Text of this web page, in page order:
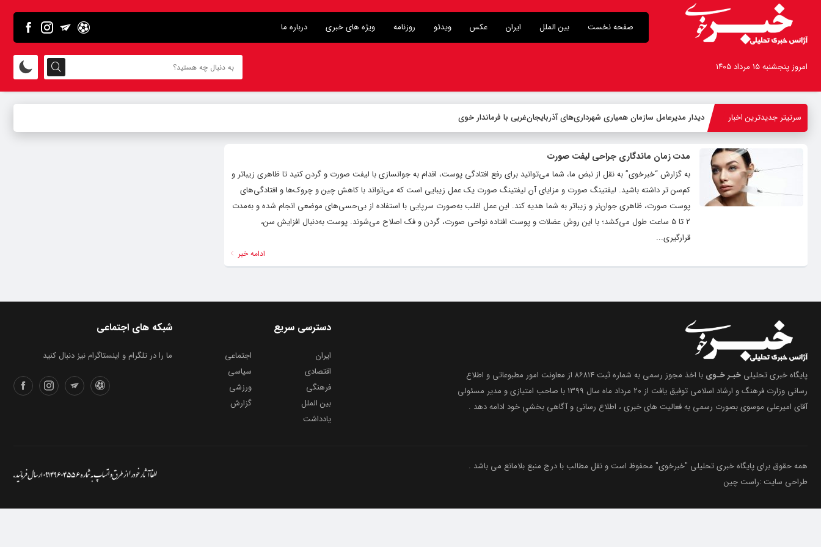
صفحه نخست بین الملل ایران عکس ویدئو روزنامه ویژه های خبری درباره ما
امروز پنجشنبه ۱۵ مرداد ۱۴۰۵
سرتیتر جدیدترین اخبار دیدار مدیرعامل سازمان همیاری شهرداری‌های آذربایجان‌غربی با فرماندار خوی
مدت زمان ماندگاری جراحی لیفت صورت
به گزارش “خبرخوی” به نقل از نبض ما، شما می‌توانید برای رفع افتادگی پوست، اقدام به جوانسازی با لیفت صورت و گردن کنید تا ظاهری زیباتر و
کم‌سن تر داشته باشید. لیفتینگ صورت و مزایای آن لیفتینگ صورت یک عمل زیبایی است که می‌تواند با کاهش چین و چروک‌ها و افتادگی‌های
پوست صورت، ظاهری جوان‌نر و زیباتر به شما هدیه کند. این عمل اغلب به‌صورت سرپایی با استفاده از بی‌حسی‌های موضعی انجام شده و به‌مدت
۲ تا ۵ ساعت طول می‌کشد؛ با این روش عضلات و پوست افتاده نواحی صورت، گردن و فک اصلاح می‌شوند. پوست به‌دنبال افزایش سن،
قرارگیری...
ادامه خبر
پایگاه خبری تحلیلی خبـر خـوی
با اخذ مجوز رسمی به شماره ثبت ۸۶۸۱۴ از معاونت امور مطبوعاتی و اطلاع
رسانی وزارت فرهنگ و ارشاد اسلامی توفیق یافت از ۲۰ مرداد ماه سال ۱۳۹۹ با صاحب امتیازی و مدیر مسئولی
آقای امیرعلی موسوی بصورت رسمی به فعالیت های خبری ، اطلاع رسانی و آگاهی بخشیِ خود ادامه دهد .
شبکه های اجتماعی
ما را در تلگرام و اینستاگرام نیز دنبال کنید
دسترسی سریع
ایران
اجتماعی
اقتصادی
سیاسی
فرهنگی
ورزشی
بین الملل
گزارش
یادداشت
همه حقوق برای پایگاه خبری تحلیلی "خبرخوی" محفوظ است و نقل مطالب با درج منبع بلامانع می باشد .
طراحی سایت :راست چین